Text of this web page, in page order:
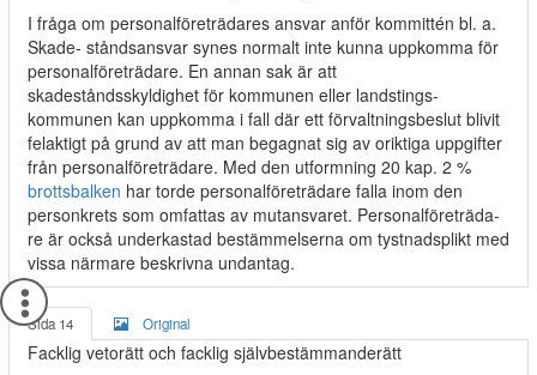
I fråga om personalföreträdares ansvar anför kommittén bl. a.
Skade- ståndsansvar synes normalt inte kunna uppkomma för
personalföreträdare. En annan sak är att
skadeståndsskyldighet för kommunen eller landstings-
kommunen kan uppkomma i fall där ett förvaltningsbeslut blivit
felaktigt på grund av att man begagnat sig av oriktiga uppgifter
från personalföreträdare. Med den utformning 20 kap. 2 %
brottsbalken har torde personalföreträdare falla inom den
personkrets som omfattas av mutansvaret. Personalföreträda-
re är också underkastad bestämmelserna om tystnadsplikt med
vissa närmare beskrivna undantag.
Sida 14 Original
Facklig vetorätt och facklig självbestämmanderätt